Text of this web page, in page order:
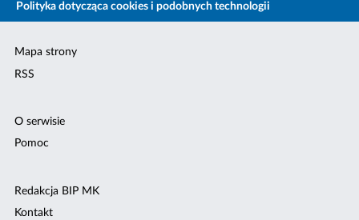
Polityka dotycząca cookies i podobnych technologii
Mapa strony
RSS
O serwisie
Pomoc
Redakcja BIP MK
Kontakt